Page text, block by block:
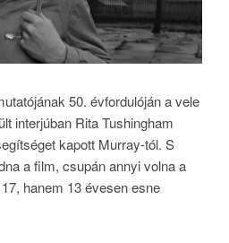
50. évfordulóján a vele
interjúban Rita Tushingham
kapott Murray-tól. S
a film, csupán annyi volna a
hanem 13 évesen esne